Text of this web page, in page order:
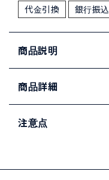
代金引換 銀行振込
商品説明
商品詳細
注意点